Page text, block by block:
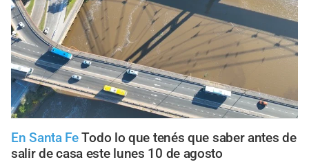
En Santa FeTodo lo que tenés que saber antes de
salir de casa este lunes 10 de agosto